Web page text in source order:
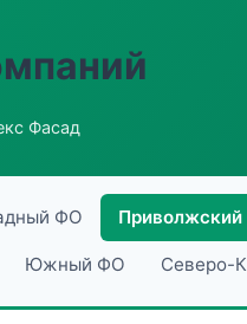
Фасад
ФО
Южный ФО Северо-